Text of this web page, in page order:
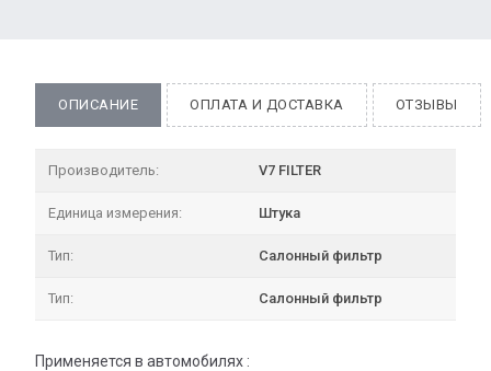
ОПИСАНИЕ ОПЛАТА И ДОСТАВКА ОТЗЫВЫ
Производитель: V7 FILTER
Единица измерения: Штука
Тип: Салонный фильтр
Тип: Салонный фильтр
Применяется в автомобилях :